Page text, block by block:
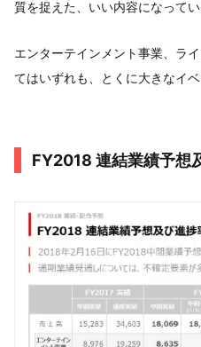
質を捉えた、いい内容になってい
エンターテインメント事業、ラ
てはいずれも、とくに大きなイベ
FY2018 連結業績予想